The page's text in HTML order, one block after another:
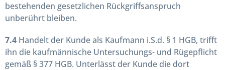
bestehenden gesetzlichen Rückgriffsanspruch
unberührt bleiben.
7.4 Handelt der Kunde als Kaufmann i.S.d. § 1 HGB, trifft
ihn die kaufmännische Untersuchungs- und Rügepflicht
gemäß § 377 HGB. Unterlässt der Kunde die dort